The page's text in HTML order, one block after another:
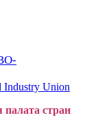
Industry Union
палата стран